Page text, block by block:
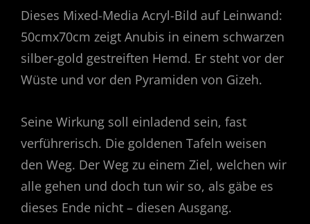
Dieses Mixed-Media Acryl-Bild auf Leinwand:
50cmx70cm zeigt Anubis in einem schwarzen
silber-gold gestreiften Hemd. Er steht vor der
Wüste und vor den Pyramiden von Gizeh.
Seine Wirkung soll einladend sein, fast
verführerisch. Die goldenen Tafeln weisen
den Weg. Der Weg zu einem Ziel, welchen wir
alle gehen und doch tun wir so, als gäbe es
dieses Ende nicht – diesen Ausgang.